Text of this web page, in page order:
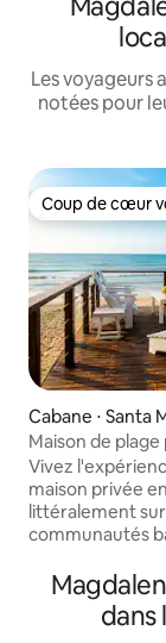
Les voyageurs
notées pour
Coup de cœur
Coup de cœur
Cabane ⋅ Santa
o Turístico
o)
Maison de plage
rivière et nature
Vivez
maison privée
littéralement
communautés
Tayrona. À
l'entrée
mer, la rivière,
dans